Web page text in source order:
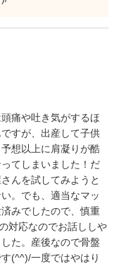
痛や吐き気がするほ
すが、出産して子供
想以上に肩凝りが酷
てしまいました！だ
んを試してみようと
。でも、適当なマッ
みでしたので、慎重
対応なのでお話ししや
た。産後なので骨盤
(^^)/一度ではやはり